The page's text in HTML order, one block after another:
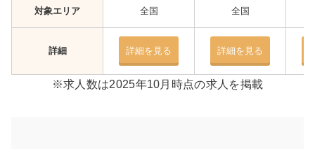
対象エリア 全国 全国
詳細 詳細を見る 詳細を見る
※求人数は2025年10月時点の求人を掲載